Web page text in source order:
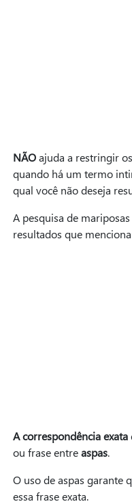
NÃOajuda a restringir
quando há um termo
qual você não deseja
A pesquisa de mariposas
resultados que
A correspondência exata
ou frase entreaspas.
O uso de aspas garante
essa frase exata.